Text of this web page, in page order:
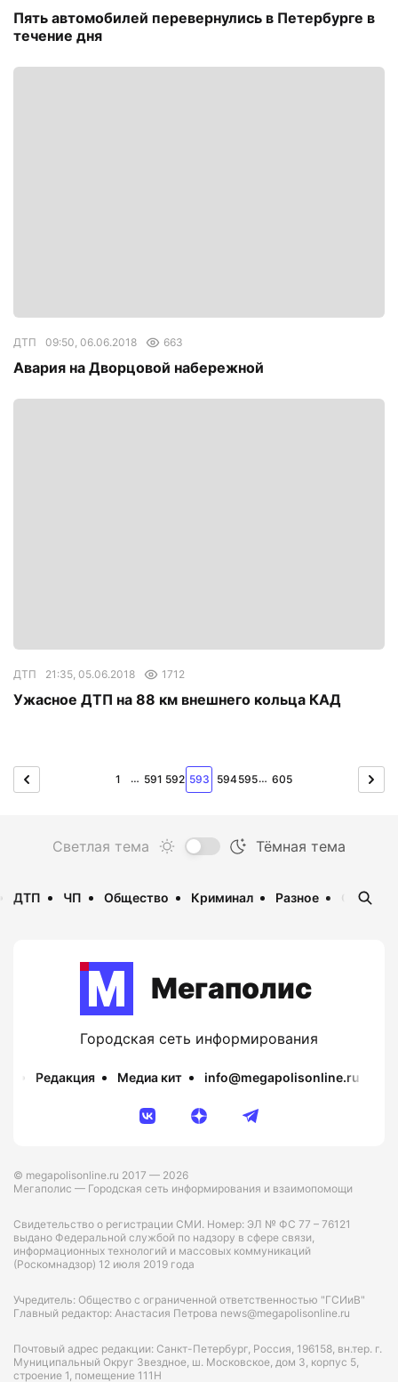
Пять автомобилей перевернулись в Петербурге в
течение дня
ДТП 09:50, 06.06.2018 663
Авария на Дворцовой набережной
ДТП 21:35, 05.06.2018 1712
Ужасное ДТП на 88 км внешнего кольца КАД
1 … 591 592 593 594595… 605
ДТП ЧП Общество Криминал Разное
Мегаполис
Городская сеть информирования
Редакция Медиа кит info@megapolisonline.ru
© megapolisonline.ru 2017 — 2026
Мегаполис — Городская сеть информирования и взаимопомощи
Свидетельство о регистрации СМИ. Номер: ЭЛ № ФС 77 – 76121
выдано Федеральной службой по надзору в сфере связи,
информационных технологий и массовых коммуникаций
(Роскомнадзор) 12 июля 2019 года
Учредитель: Общество с ограниченной ответственностью "ГСИиВ"
Главный редактор: Анастасия Петрова news@megapolisonline.ru
Почтовый адрес редакции: Санкт-Петербург, Россия, 196158, вн.тер. г.
Муниципальный Округ Звездное, ш. Московское, дом 3, корпус 5,
строение 1, помещение 111Н